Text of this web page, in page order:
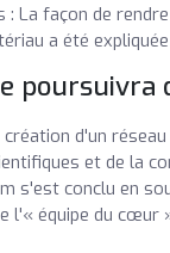
La façon de
a été
d'un
et de la
s'est conclu en
l'« équipe du cœur